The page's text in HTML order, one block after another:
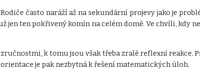
často naráží až na sekundární projevy jako je
jen ten pokřivený komín na celém domě. Ve chvíli, kdy
k tomu jsou však třeba zralé reflexní reakce.
je pak nezbytná k řešení matematických úloh.